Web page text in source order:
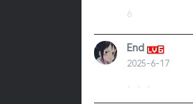
6
End
2025-6-17